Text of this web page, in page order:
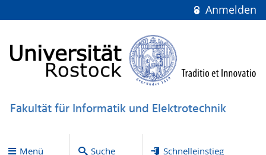
Anmelden
Fakultät für Informatik und Elektrotechnik
Menü Suche Schnelleinstieg